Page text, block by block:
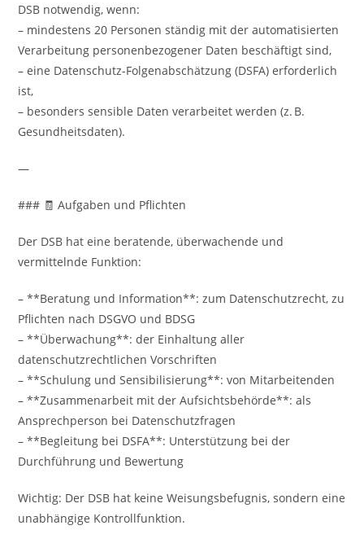
DSB notwendig, wenn:
– mindestens 20 Personen ständig mit der automatisierten
Verarbeitung personenbezogener Daten beschäftigt sind,
– eine Datenschutz-Folgenabschätzung (DSFA) erforderlich
ist,
– besonders sensible Daten verarbeitet werden (z. B.
Gesundheitsdaten).
—
### 🧾 Aufgaben und Pflichten
Der DSB hat eine beratende, überwachende und
vermittelnde Funktion:
– **Beratung und Information**: zum Datenschutzrecht, zu
Pflichten nach DSGVO und BDSG
– **Überwachung**: der Einhaltung aller
datenschutzrechtlichen Vorschriften
– **Schulung und Sensibilisierung**: von Mitarbeitenden
– **Zusammenarbeit mit der Aufsichtsbehörde**: als
Ansprechperson bei Datenschutzfragen
– **Begleitung bei DSFA**: Unterstützung bei der
Durchführung und Bewertung
Wichtig: Der DSB hat keine Weisungsbefugnis, sondern eine
unabhängige Kontrollfunktion.